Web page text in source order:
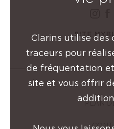
SITE
PLAN
Clarins utilise des
traceurs pour
de fréquentation
site et vous offrir